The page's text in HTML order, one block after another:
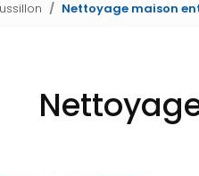
Nettoyage maison